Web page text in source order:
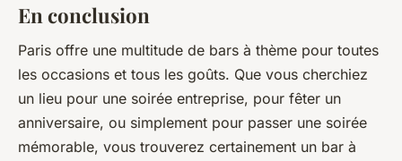
En conclusion
Paris offre une multitude de bars à thème pour toutes
les occasions et tous les goûts. Que vous cherchiez
un lieu pour une soirée entreprise, pour fêter un
anniversaire, ou simplement pour passer une soirée
mémorable, vous trouverez certainement un bar à